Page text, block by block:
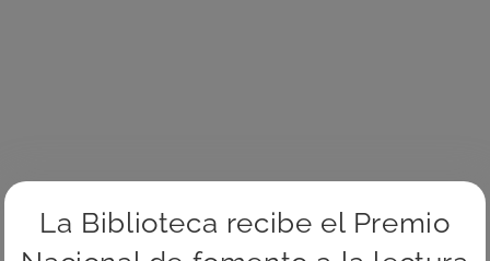
La Biblioteca recibe el Premio